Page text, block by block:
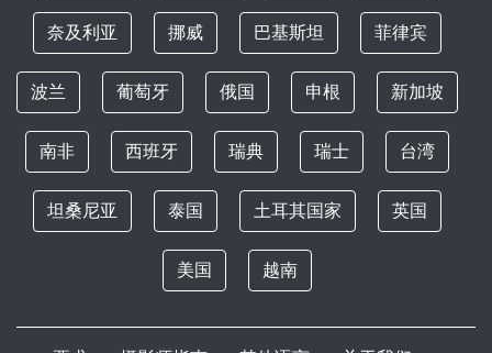
奈及利亚 挪威 巴基斯坦 菲律宾
波兰 葡萄牙 俄国 申根 新加坡
南非 西班牙 瑞典 瑞士 台湾
坦桑尼亚 泰国 土耳其国家 英国
美国 越南